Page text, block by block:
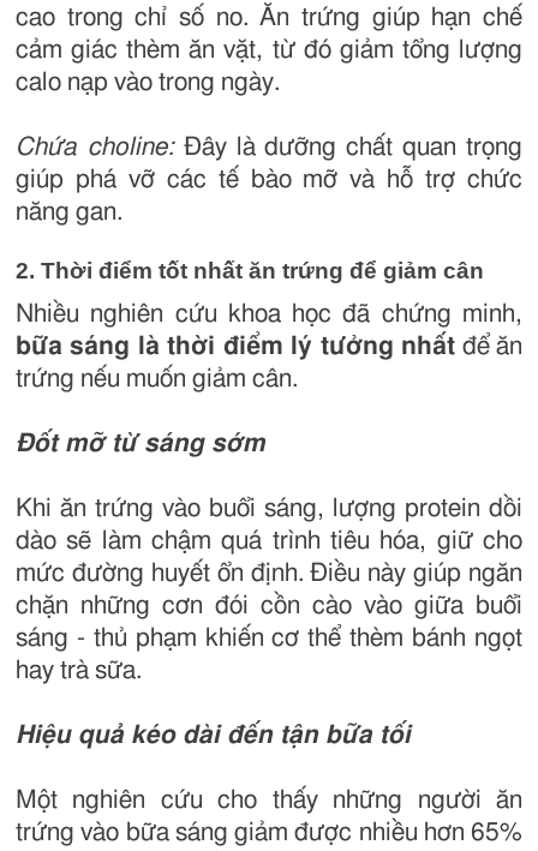
cao trong chỉ số no. Ăn trứng giúp hạn chế
cảm giác thèm ăn vặt, từ đó giảm tổng lượng
calo nạp vào trong ngày.
Chứa choline:Đây là dưỡng chất quan trọng
giúp phá vỡ các tế bào mỡ và hỗ trợ chức
năng gan.
2. Thời điểm tốt nhất ăn trứng để giảm cân
Nhiều nghiên cứu khoa học đã chứng minh,
bữa sáng là thời điểm lý tưởng nhất để ăn
trứng nếu muốn giảm cân.
Đốt mỡ từ sáng sớm
Khi ăn trứng vào buổi sáng, lượng protein dồi
dào sẽ làm chậm quá trình tiêu hóa, giữ cho
mức đường huyết ổn định. Điều này giúp ngăn
chặn những cơn đói cồn cào vào giữa buổi
sáng - thủ phạm khiến cơ thể thèm bánh ngọt
hay trà sữa.
Hiệu quả kéo dài đến tận bữa tối
Một nghiên cứu cho thấy những người ăn
trứng vào bữa sáng giảm được nhiều hơn 65%